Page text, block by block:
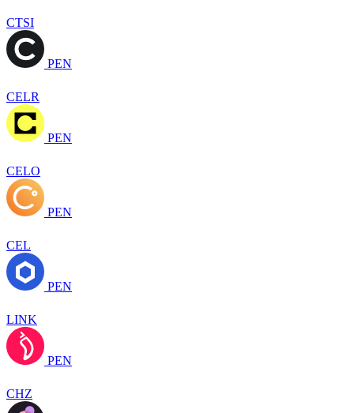
CTSI
PEN
CELR
PEN
CELO
PEN
CEL
PEN
LINK
PEN
CHZ